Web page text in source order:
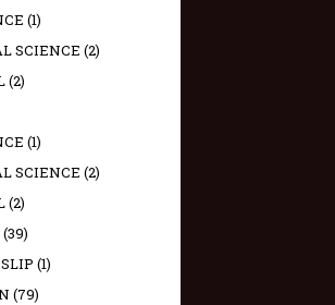
(1)
SCIENCE (2)
(2)
(1)
SCIENCE (2)
(2)
(39)
(1)
(79)